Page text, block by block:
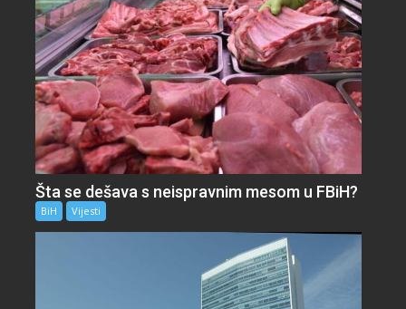
Šta se dešava s neispravnim mesom u FBiH?
BiH Vijesti